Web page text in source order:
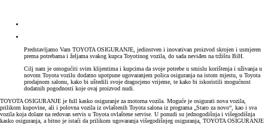
Predstavljamo Vam TOYOTA OSIGURANJE, jedinstven i inovativan proizvod skrojen i usmjeren
prema potrebama i željama svakog kupca Toyotinog vozila, do sada neviđen na tržištu BiH.
Cilj nam je omogućiti svim klijentima i kupcima da svoje potrebe u smislu korištenja i uživanja u
novom Toyota vozilu dodatno upotpune ugovaranjem polica osiguranja na istom mjestu, u Toyota
prodajnom salonu, kako bi uštedili svoje dragocjeno vrijeme, te kako bi iskoristili mogućnost
dodatnih pogodnosti koje ovaj proizvod nudi.
TOYOTA OSIGURANJE je full kasko osiguranje za motorna vozila. Moguće je osigurati nova vozila,
prilikom kupovine, ali i polovna vozila iz ovlaštenih Toyota salona iz programa „Staro za novo“, kao i sva
vozila koja dolaze na redovan servis u Toyota ovlaštene servise. U ponudi su jednogodišnja i višegodišnja
kasko osiguranja, a bitno je istaći da prilikom ugovaranja višegodišnjeg osiguranja, TOYOTA OSIGURANJE